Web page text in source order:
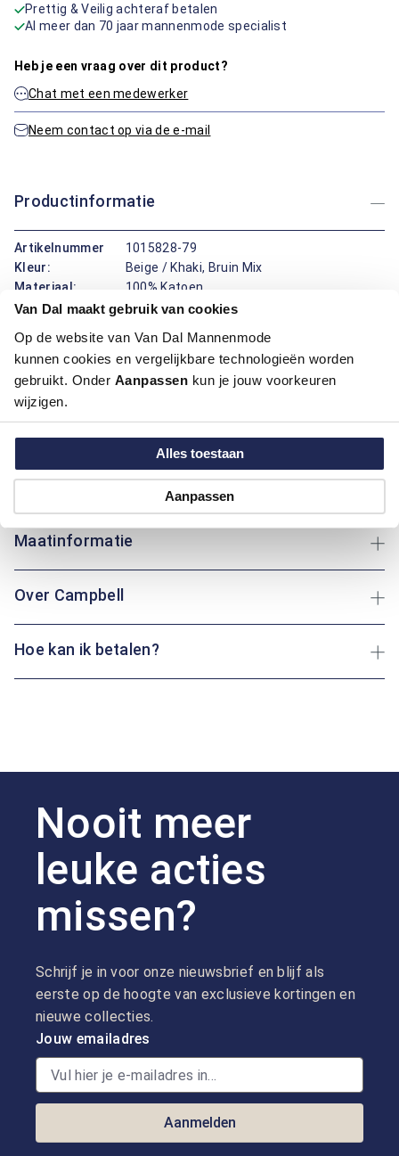
Van Dal maakt gebruik van cookies
Op de website van Van Dal Mannenmode
kunnen cookies en vergelijkbare technologieën worden
gebruikt. Onder Aanpassen kun je jouw voorkeuren
wijzigen.
Alles toestaan
Aanpassen
Prettig & Veilig achteraf betalen
Al meer dan 70 jaar mannenmode specialist
Heb je een vraag over dit product?
Chat met een medewerker
Neem contact op via de e-mail
Productinformatie
Artikelnummer
1015828-79
Kleur:
Beige / Khaki, Bruin Mix
Materiaal:
100% Katoen
Pasvorm:
Modern Fit
Dit modern fit overhemd van Campbell combineert een
verfijnd ontwerp met draagcomfort. Het speelse
rondjesmotief in een stijlvolle mix van bruin en blauw geeft
het overhemd een eigentijdse uitstraling. Gemaakt van 100%
klassieke boord, het borstzakje en het subtiele merklogo op
de borst maken het geheel compleet. Ideaal voor een
verzorgde casual of zakelijke outfit.
Maatinformatie
Over Campbell
Hoe kan ik betalen?
Nooit meer
leuke acties
missen?
Schrijf je in voor onze nieuwsbrief en blijf als
eerste op de hoogte van exclusieve kortingen en
nieuwe collecties.
Jouw emailadres
Aanmelden